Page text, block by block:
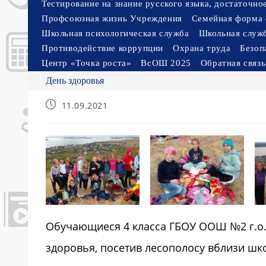
Тестирование на знание русского языка,
Профсоюзная жизнь Учреждения
Семейная форма
Школьная психологическая служба
Школьная
Противодействие коррупции
Охрана труда
Центр «Точка роста»
ВсОШ 2025 Обратная связь
День здоровья
Запись11.09.2021
Обучающиеся 4 класса ГБОУ ООШ №2
здоровья, посетив лесополосу вблизи